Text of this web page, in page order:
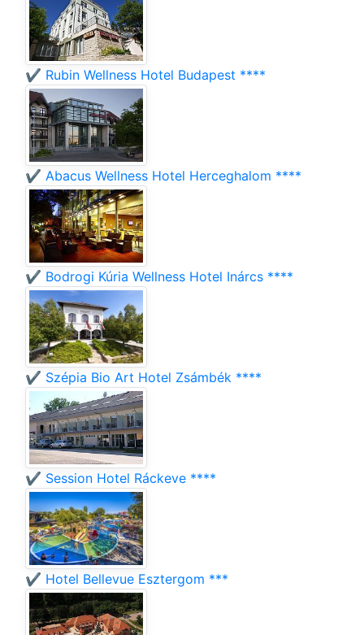
✔️ Rubin Wellness Hotel Budapest ****
✔️ Abacus Wellness Hotel Herceghalom ****
✔️ Bodrogi Kúria Wellness Hotel Inárcs ****
✔️ Szépia Bio Art Hotel Zsámbék ****
✔️ Session Hotel Ráckeve ****
✔️ Hotel Bellevue Esztergom ***